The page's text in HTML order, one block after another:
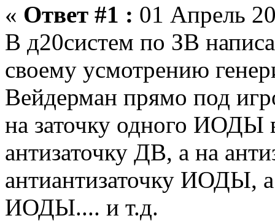
« Ответ #1 : 01 Апрель
В д20систем по ЗВ
своему усмотрению
Вейдерман прямо под
на заточку одного ИОДЫ
антизаточку ДВ, а на
антиантизаточку ИОДЫ, а
ИОДЫ.... и т.д.